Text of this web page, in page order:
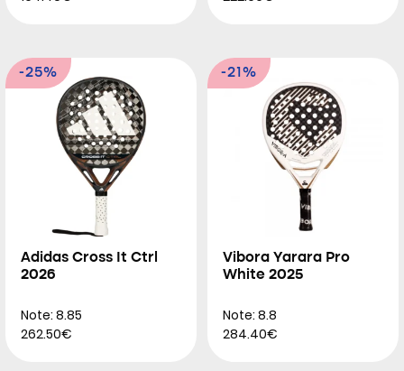
-25%
Adidas Cross It Ctrl
2026
Note: 8.85
262.50€
-21%
Vibora Yarara Pro
White 2025
Note: 8.8
284.40€